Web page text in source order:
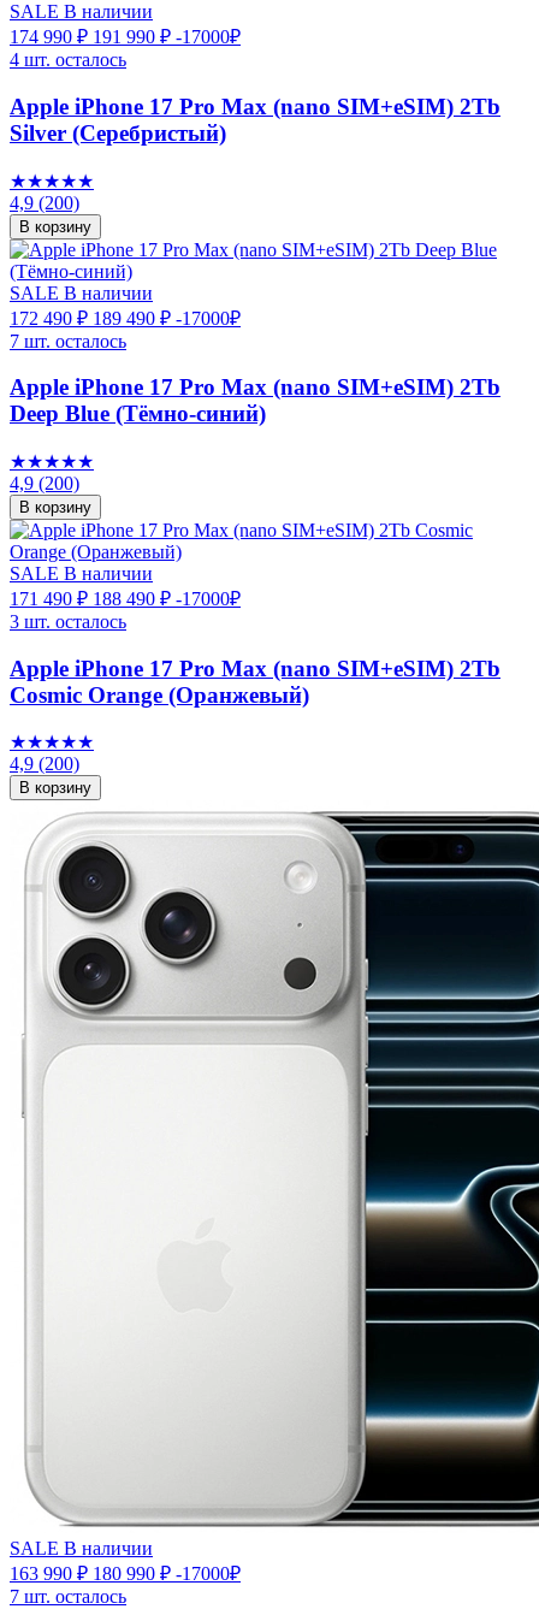
SALE В наличии
174 990 ₽ 191 990 ₽ -17000₽
4 шт. осталось
Apple iPhone 17 Pro Max (nano SIM+eSIM) 2Tb
Silver (Серебристый)
★★★★★
4,9 (200)
В корзину
SALE В наличии
172 490 ₽ 189 490 ₽ -17000₽
7 шт. осталось
Apple iPhone 17 Pro Max (nano SIM+eSIM) 2Tb
Deep Blue (Тёмно-синий)
★★★★★
4,9 (200)
В корзину
SALE В наличии
171 490 ₽ 188 490 ₽ -17000₽
3 шт. осталось
Apple iPhone 17 Pro Max (nano SIM+eSIM) 2Tb
Cosmic Orange (Оранжевый)
★★★★★
4,9 (200)
В корзину
SALE В наличии
163 990 ₽ 180 990 ₽ -17000₽
7 шт. осталось